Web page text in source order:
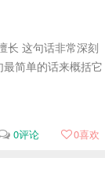
长 这句话非常深刻
简单的话来概括它
0评论 0喜欢